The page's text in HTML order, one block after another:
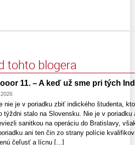
tohto blogera
11. – A keď už sme pri tých
nie je v poriadku zbiť indického študenta,
týždni stalo na Slovensku. Nie je v
sanitkou na operáciu do Bratislavy,
ani ten čin zo strany polície
čeľusť a lícnu [...]